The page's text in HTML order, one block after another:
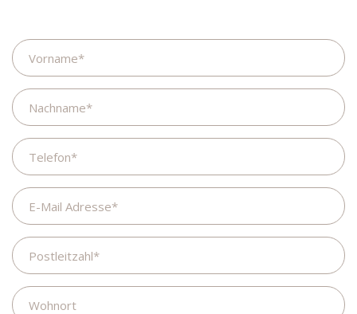
Name
Nachname
Telefon
E-
Mail
Adresse
Postleitzahl
Wohnort